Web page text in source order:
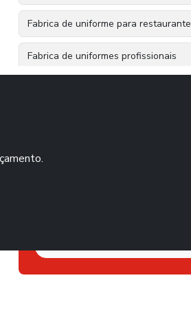
Fabrica de uniforme para restaurante
Fabrica de uniformes profissionais
Loja de uniformes zona sul sp
Uniforme hospitalar jaleco